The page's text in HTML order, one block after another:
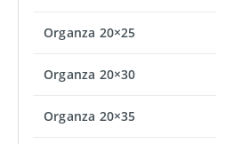
Organza 20×25
Organza 20×30
Organza 20×35